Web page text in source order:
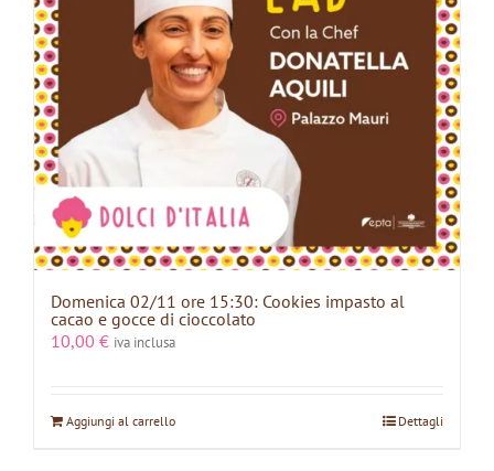
Domenica 02/11 ore 15:30: Cookies impasto al
cacao e gocce di cioccolato
10,00 € iva inclusa
Aggiungi al carrello Dettagli